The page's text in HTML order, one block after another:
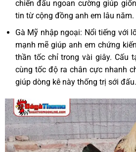
chiến đấu ngoan cường giúp
tin từ cộng đồng anh em lâu năm.
Gà Mỹ nhập ngoại: Nổi tiếng với
mạnh mẽ giúp anh em chứng
thần tốc chỉ trong vài giây. Cấu
cùng tốc độ ra chân cực nhanh
giúp dòng kê này thống trị sới đấu.